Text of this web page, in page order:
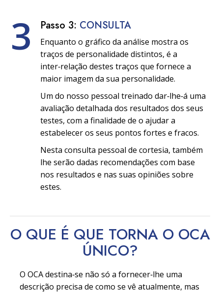
3 Passo 3: CONSULTA
Enquanto o gráfico da análise mostra os
traços de personalidade distintos, é a
inter‑relação destes traços que fornece a
maior imagem da sua personalidade.
Um do nosso pessoal treinado dar‑lhe‑á uma
avaliação detalhada dos resultados dos seus
testes, com a finalidade de o ajudar a
estabelecer os seus pontos fortes e fracos.
Nesta consulta pessoal de cortesia, também
lhe serão dadas recomendações com base
nos resultados e nas suas opiniões sobre
estes.
O QUE É QUE TORNA O OCA
ÚNICO?
O OCA destina‑se não só a fornecer‑lhe uma
descrição precisa de como se vê atualmente, mas